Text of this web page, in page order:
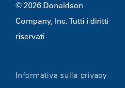
© 2026 Donaldson
Company, Inc. Tutti i diritti
riservati
Informativa sulla privacy